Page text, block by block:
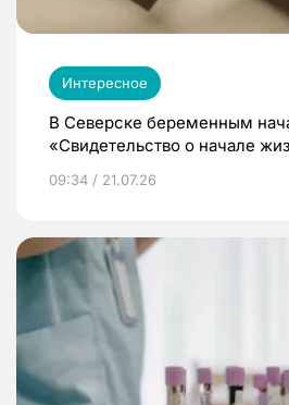
Интересное
В Северске беременным
«Свидетельство о начале
09:34 / 21.07.26